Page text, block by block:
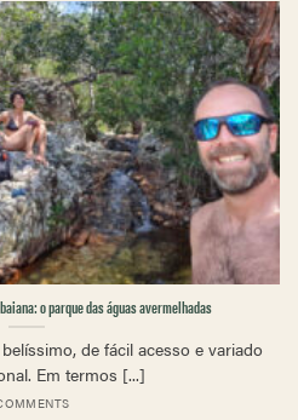
o parque das águas avermelhadas
de fácil acesso e variado
Em termos [...]